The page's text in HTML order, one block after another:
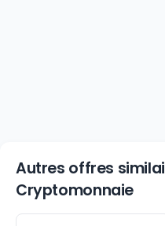
Autres offres
Cryptomonnaie